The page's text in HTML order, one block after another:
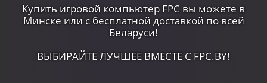
Купить игровой компьютер FPC вы можете в
Минске или c бесплатной доставкой по всей
Беларуси!
ВЫБИРАЙТЕ ЛУЧШЕЕ ВМЕСТЕ С FPC.BY!